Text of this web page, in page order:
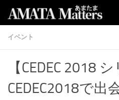
コンテンツへスキップ
イベント
【CEDEC 2018
CEDEC2018で出